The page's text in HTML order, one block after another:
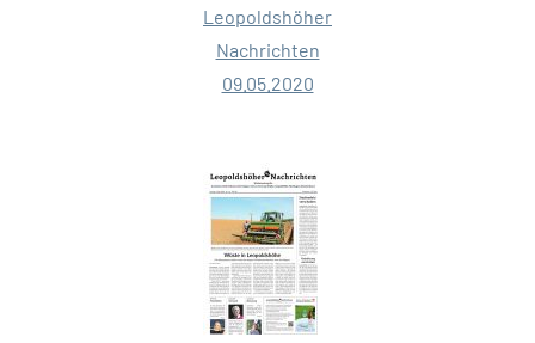
Leopoldshöher
Nachrichten
09.05.2020